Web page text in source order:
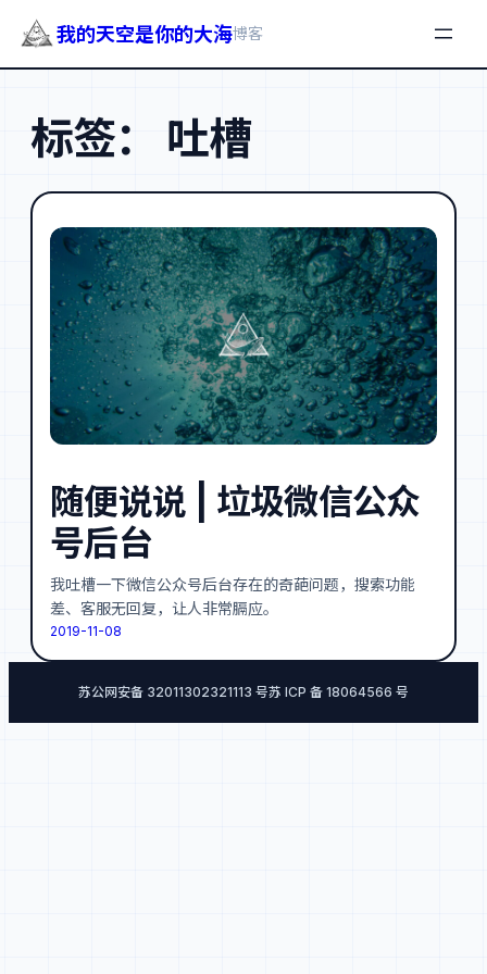
我的天空是你的大海博客
标签： 吐槽
随便说说 | 垃圾微信公众
号后台
我吐槽一下微信公众号后台存在的奇葩问题，搜索功能
差、客服无回复，让人非常膈应。
2019-11-08
苏公网安备 32011302321113 号苏 ICP 备 18064566 号